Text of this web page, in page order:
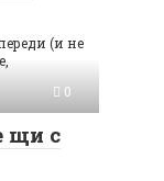
(и не
0
щи с